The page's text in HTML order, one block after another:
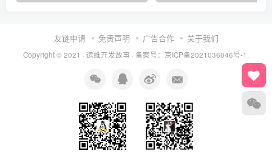
友链申请 免责声明 广告合作 关于我们
Copyright © 2021 · 运维开发故事 · 备案号：京ICP备2021036046号-1.